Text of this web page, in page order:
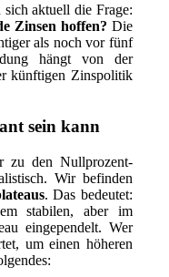
aktuell die Frage:
Zinsen hoffen? Die
als noch vor fünf
hängt von der
künftigen Zinspolitik
sein kann
zu den Nullprozent-
Wir befinden
. Das bedeutet:
stabilen, aber im
eingependelt. Wer
um einen höheren